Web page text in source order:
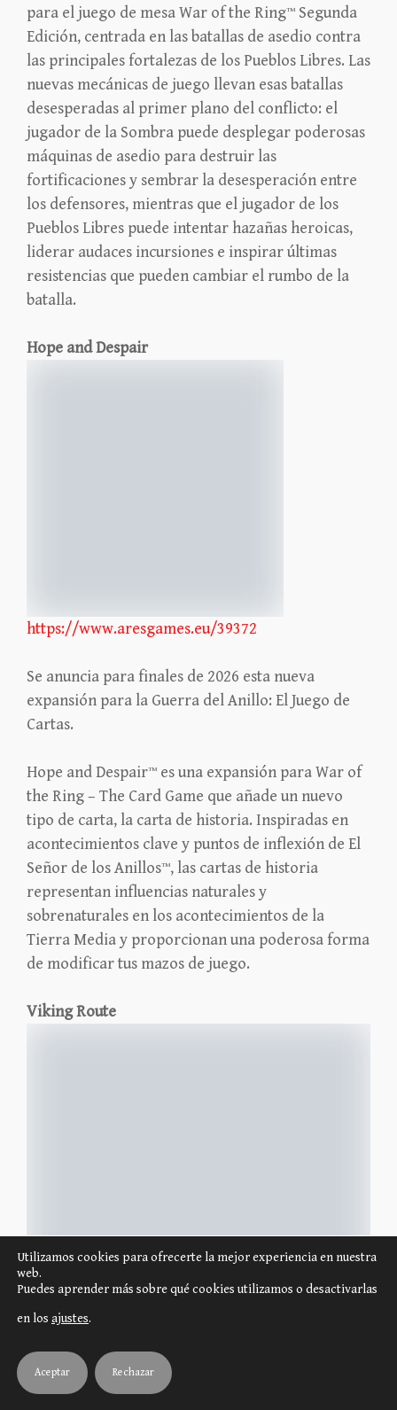
para el juego de mesa War of the Ring™ Segunda
Edición, centrada en las batallas de asedio contra
las principales fortalezas de los Pueblos Libres. Las
nuevas mecánicas de juego llevan esas batallas
desesperadas al primer plano del conflicto: el
jugador de la Sombra puede desplegar poderosas
máquinas de asedio para destruir las
fortificaciones y sembrar la desesperación entre
los defensores, mientras que el jugador de los
Pueblos Libres puede intentar hazañas heroicas,
liderar audaces incursiones e inspirar últimas
resistencias que pueden cambiar el rumbo de la
batalla.
Hope and Despair
https://www.aresgames.eu/39372
Se anuncia para finales de 2026 esta nueva
expansión para la Guerra del Anillo: El Juego de
Cartas.
Hope and Despair™ es una expansión para War of
the Ring – The Card Game que añade un nuevo
tipo de carta, la carta de historia. Inspiradas en
acontecimientos clave y puntos de inflexión de El
Señor de los Anillos™, las cartas de historia
representan influencias naturales y
sobrenaturales en los acontecimientos de la
Tierra Media y proporcionan una poderosa forma
de modificar tus mazos de juego.
Viking Route
https://www.aresgames.eu/39372
Utilizamos cookies para ofrecerte la mejor experiencia en nuestra
web.
Puedes aprender más sobre qué cookies utilizamos o desactivarlas
en los ajustes.
Aceptar Rechazar